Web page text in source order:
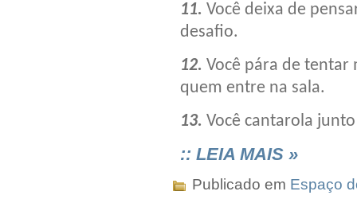
11. Você deixa de
desafio.
12. Você pára de
quem entre na sala.
13. Você cantarola
:: LEIA MAIS »
Publicado em Espaço